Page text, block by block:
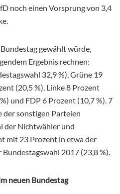
noch einen Vorsprung von 3,4
gewählt würde,
Ergebnis rechnen:
32,9 %), Grüne 19
(20,5 %), Linke 8 Prozent
und FDP 6 Prozent (10,7 %). 7
der sonstigen Parteien
der Nichtwähler und
mit 23 Prozent in etwa der
2017 (23,8 %).
neuen Bundestag